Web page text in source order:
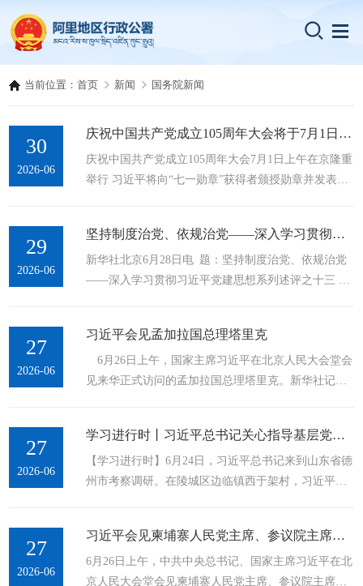
当前位置：首页 新闻 国务院新闻
30
2026-06
庆祝中国共产党成立105周年大会将于7月1日隆重举行
庆祝中国共产党成立105周年大会7月1日上午在京隆重
举行 习近平将向“七一勋章”获得者颁授勋章并发表重
行。中共中央总书记、...
29
2026-06
坚持制度治党、依规治党——深入学习贯彻习近平党建思想系列述评之十三
新华社北京6月28日电 题：坚持制度治党、依规治党
——深入学习贯彻习近平党建思想系列述评之十三 治
之一。 深入学习贯彻习近平党建思想，...
27
2026-06
习近平会见孟加拉国总理塔里克
6月26日上午，国家主席习近平在北京人民大会堂会
见来华正式访问的孟加拉国总理塔里克。新华社记者
访问的孟加拉国总理塔里克。...
27
2026-06
学习进行时丨习近平总书记关心指导基层党建的故事
【学习进行时】6月24日，习近平总书记来到山东省德
州市考察调研。在陵城区边临镇西于架村，习近平总
记到地方考察调研时，...
27
2026-06
习近平会见柬埔寨人民党主席、参议院主席洪森
6月26日上午，中共中央总书记、国家主席习近平在北
京人民大会堂会见柬埔寨人民党主席、参议院主席洪